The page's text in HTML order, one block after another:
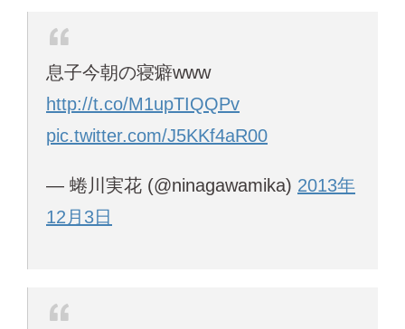
息子今朝の寝癖www
http://t.co/M1upTIQQPv
pic.twitter.com/J5KKf4aR00
— 蜷川実花 (@ninagawamika) 2013年
12月3日